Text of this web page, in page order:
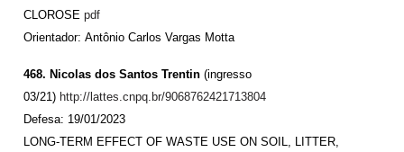
CLOROSE pdf
Orientador: Antônio Carlos Vargas Motta
468. Nicolas dos Santos Trentin (ingresso
03/21) http://lattes.cnpq.br/9068762421713804
Defesa: 19/01/2023
LONG-TERM EFFECT OF WASTE USE ON SOIL, LITTER,